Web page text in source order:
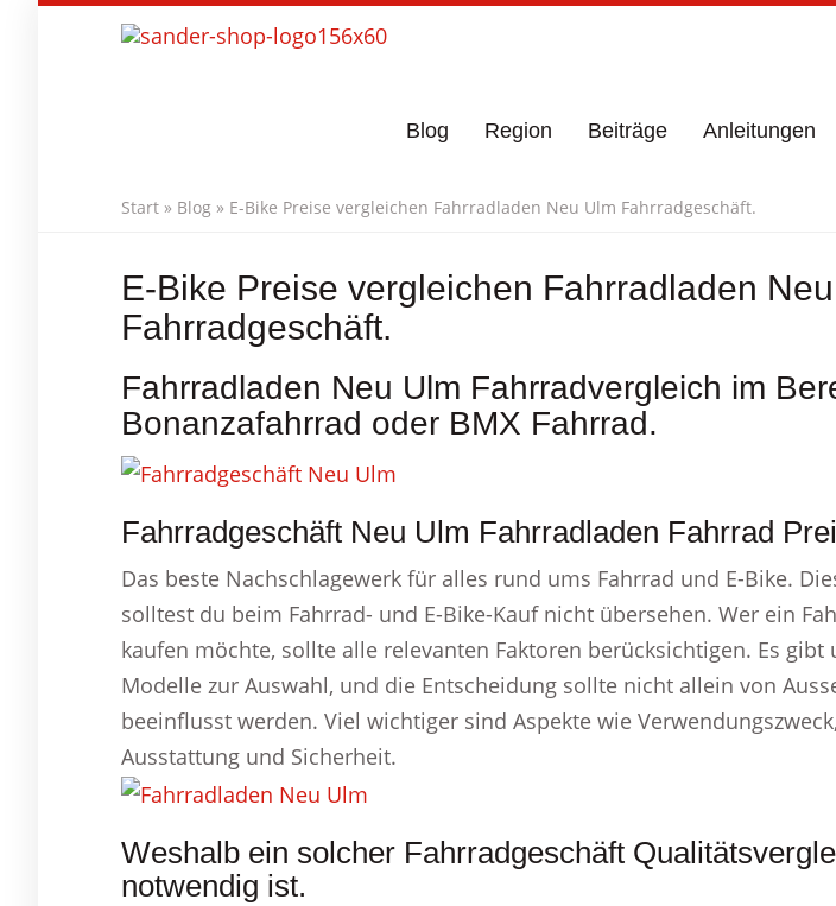
Blog Region Beiträge Anleitungen
Start » Blog » E-Bike Preise vergleichen Fahrradladen Neu Ulm Fahrradgeschäft.
E-Bike Preise vergleichen Fahrradladen
Fahrradgeschäft.
Fahrradladen Neu Ulm Fahrradvergleich im
Bonanzafahrrad oder BMX Fahrrad.
Fahrradgeschäft Neu Ulm Fahrradladen Fahrrad
Das beste Nachschlagewerk für alles rund ums Fahrrad und E-Bike.
solltest du beim Fahrrad- und E-Bike-Kauf nicht übersehen. Wer ein
kaufen möchte, sollte alle relevanten Faktoren berücksichtigen. Es gibt
Modelle zur Auswahl, und die Entscheidung sollte nicht allein von
beeinflusst werden. Viel wichtiger sind Aspekte wie
Ausstattung und Sicherheit.
Weshalb ein solcher Fahrradgeschäft
notwendig ist.